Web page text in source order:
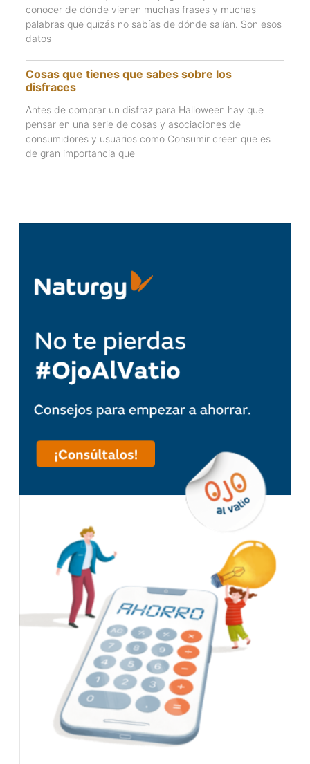
conocer de dónde vienen muchas frases y muchas
palabras que quizás no sabías de dónde salían. Son esos
datos
Cosas que tienes que sabes sobre los
disfraces
Antes de comprar un disfraz para Halloween hay que
pensar en una serie de cosas y asociaciones de
consumidores y usuarios como Consumir creen que es
de gran importancia que